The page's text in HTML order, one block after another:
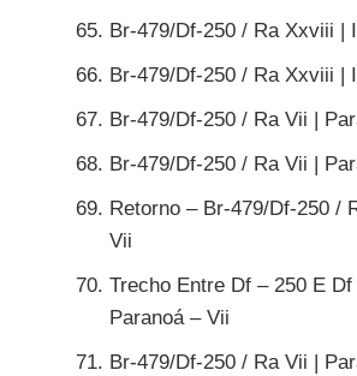
Br-479/Df-250 / Ra Xxviii |
Br-479/Df-250 / Ra Xxviii |
Br-479/Df-250 / Ra Vii |
Br-479/Df-250 / Ra Vii |
Retorno – Br-479/Df-250 /
Vii
Trecho Entre Df – 250 E Df
Paranoá – Vii
Br-479/Df-250 / Ra Vii |